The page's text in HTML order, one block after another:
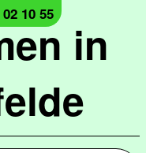
in
10 55